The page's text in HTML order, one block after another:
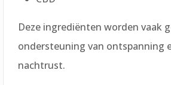
Deze ingrediënten worden vaak
ondersteuning van ontspanning
nachtrust.